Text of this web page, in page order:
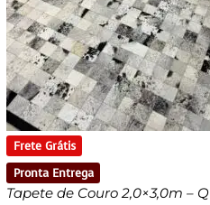
Frete Grátis
Pronta Entrega
Tapete de Couro 2,0×3,0m –